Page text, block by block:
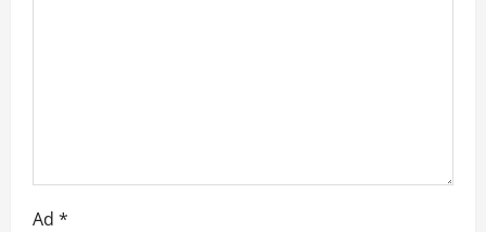
i
Ad *